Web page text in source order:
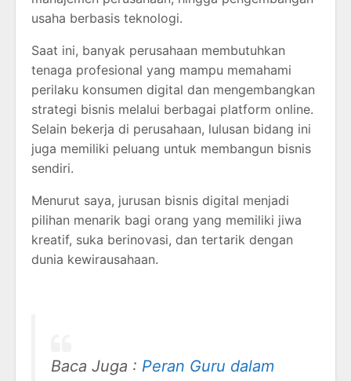
usaha berbasis teknologi.
Saat ini, banyak perusahaan membutuhkan
tenaga profesional yang mampu memahami
perilaku konsumen digital dan mengembangkan
strategi bisnis melalui berbagai platform online.
Selain bekerja di perusahaan, lulusan bidang ini
juga memiliki peluang untuk membangun bisnis
sendiri.
Menurut saya, jurusan bisnis digital menjadi
pilihan menarik bagi orang yang memiliki jiwa
kreatif, suka berinovasi, dan tertarik dengan
dunia kewirausahaan.
Baca Juga : Peran Guru dalam